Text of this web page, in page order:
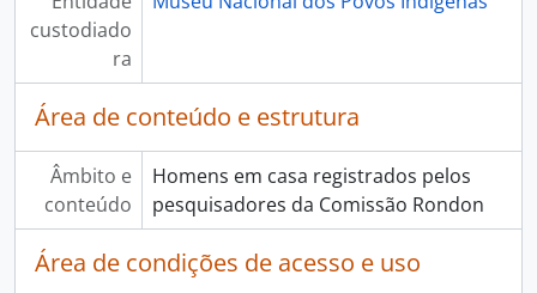
custodiado
ra
Área de conteúdo e estrutura
Âmbito e
conteúdo
Homens em casa registrados pelos
pesquisadores da Comissão Rondon
Área de condições de acesso e uso